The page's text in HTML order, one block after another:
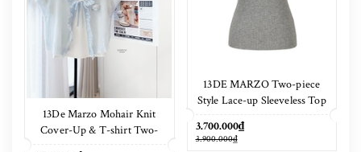
13De Marzo Mohair Knit
Cover-Up & T-shirt Two-
13DE MARZO Two-piece
Style Lace-up Sleeveless Top
3.700.000₫
3.900.000₫